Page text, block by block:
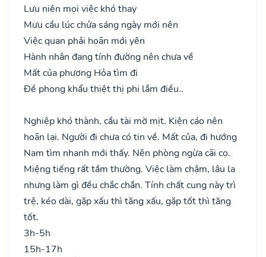
Lưu niên mọi việc khó thay
Mưu cầu lúc chửa sáng ngày mới nên
Việc quan phải hoãn mới yên
Hành nhân đang tính đường nên chưa về
Mất của phương Hỏa tìm đi
Đề phong khẩu thiệt thị phi lắm điều..
Nghiệp khó thành, cầu tài mờ mịt. Kiện cáo nên
hoãn lại. Người đi chưa có tin về. Mất của, đi hướng
Nam tìm nhanh mới thấy. Nên phòng ngừa cãi cọ.
Miệng tiếng rất tầm thường. Việc làm chậm, lâu la
nhưng làm gì đều chắc chắn. Tính chất cung này trì
trệ, kéo dài, gặp xấu thì tăng xấu, gặp tốt thì tăng
tốt.
3h-5h
15h-17h